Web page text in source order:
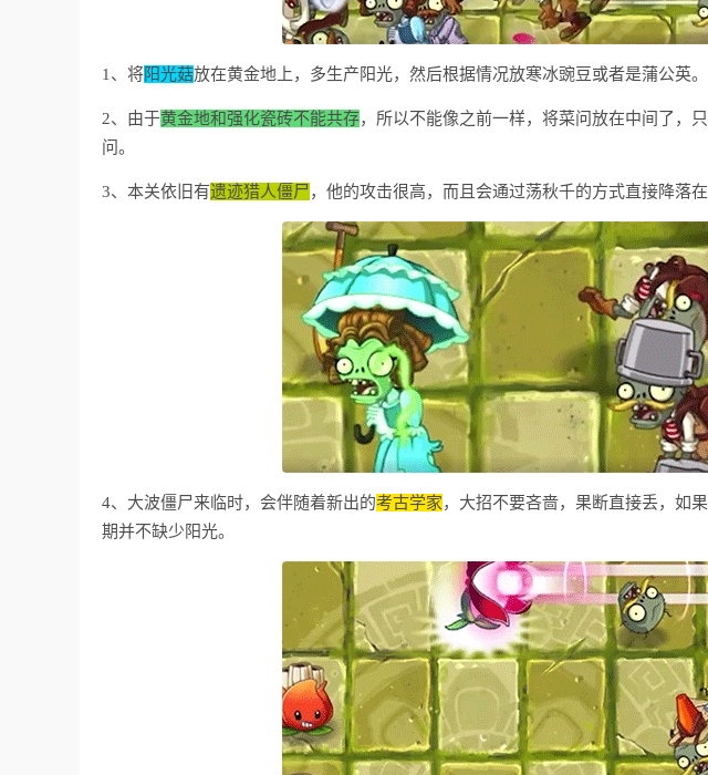
1、将阳光菇放在黄金地上，多生产阳光，然后根据情况放寒冰豌豆或者是蒲公英。
2、由于黄金地和强化瓷砖不能共存，所以不能像之前一样，将菜问放在中间了，
问。
3、本关依旧有遗迹猎人僵尸 ，他的攻击很高，而且会通过荡秋千的方式直接降落
4、大波僵尸来临时，会伴随着新出的考古学家，大招不要吝啬，果断直接丢，如
期并不缺少阳光。